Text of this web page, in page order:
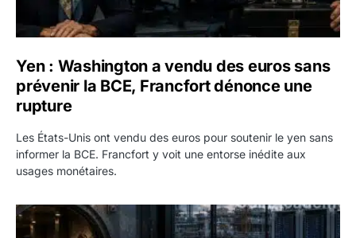
Yen : Washington a vendu des euros sans
prévenir la BCE, Francfort dénonce une
rupture
Les États-Unis ont vendu des euros pour soutenir le yen sans
informer la BCE. Francfort y voit une entorse inédite aux
usages monétaires.
Jane Street négocie le transfert de 11 milliards de